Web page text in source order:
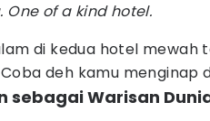
of a kind hotel.
di kedua hotel
deh kamu menginap
Warisan Dunia